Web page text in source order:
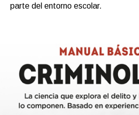
parte del entorno escolar.